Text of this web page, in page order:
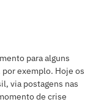
para alguns
exemplo. Hoje os
via postagens nas
de crise